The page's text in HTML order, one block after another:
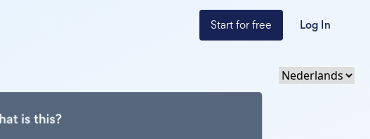
Start for free Log In